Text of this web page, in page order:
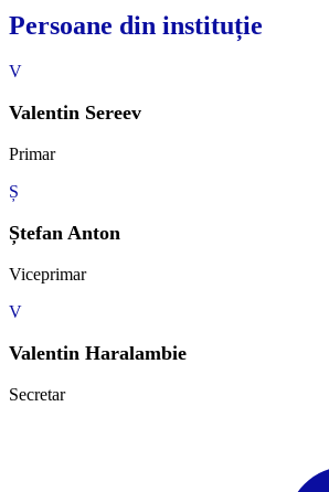
Persoane din instituție
V
Valentin Sereev
Primar
Ș
Ștefan Anton
Viceprimar
V
Valentin Haralambie
Secretar